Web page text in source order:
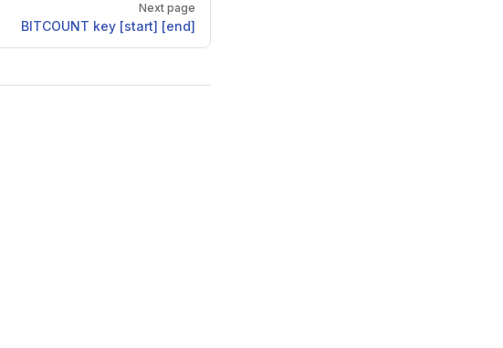
Next page
BITCOUNT key [start] [end]